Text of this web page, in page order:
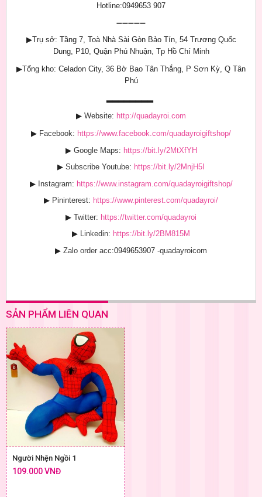
Hotline:0949653 907
➖➖➖➖➖
▶Trụ sở: Tầng 7, Toà Nhà Sài Gòn Bảo Tín, 54 Trương Quốc
Dung, P10, Quận Phú Nhuận, Tp Hồ Chí Minh
▶Tổng kho: Celadon City, 36 Bờ Bao Tân Thắng, P Sơn Kỳ, Q Tân
Phú
▂▂▂▂▂▂▂▂
▶ Website: http://quadayroi.com
▶ Facebook: https://www.facebook.com/quadayroigiftshop/
▶ Google Maps: https://bit.ly/2MtXfYH
▶ Subscribe Youtube: https://bit.ly/2MnjH5I
▶ Instagram: https://www.instagram.com/quadayroigiftshop/
▶ Pininterest: https://www.pinterest.com/quadayroi/
▶ Twitter: https://twitter.com/quadayroi
▶ Linkedin: https://bit.ly/2BM815M
▶ Zalo order acc:0949653907 -quadayroicom
SẢN PHẨM LIÊN QUAN
Người Nhện Ngồi 1
109.000 VNĐ